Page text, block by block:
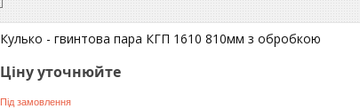
Кулько - гвинтова пара КГП 1610 810мм з обробкою
Ціну уточнюйте
Під замовлення